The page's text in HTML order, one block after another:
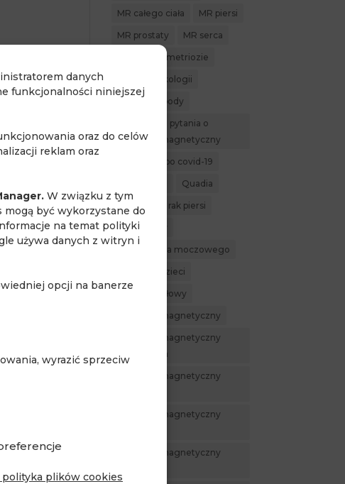
danych
funkcjonalności niniejszej
oraz do celów
reklam oraz
W związku z tym
być wykorzystane do
na temat polityki
używa danych z witryn i
opcji na banerze
wyrazić sprzeciw
plików cookies
MR całego ciała MR piersi
MR prostaty MR serca
MR w endometriozie
MR w ginekologii
MR whole body
najczęstsze pytania o
rezonans magnetyczny
powikłania po covid-19
Quadia
rak nerki rak piersi
rak prostaty
rak pęcherza moczowego
rezonans dzieci
rezonans głowy
rezonans magnetyczny
rezonans magnetyczny
całego ciała
rezonans magnetyczny
rezonans magnetyczny
rezonans magnetyczny